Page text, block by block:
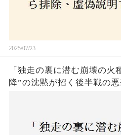
2025/07/23
「独走の裏に潜む崩壊の火
降”の沈黙が招く後半戦の